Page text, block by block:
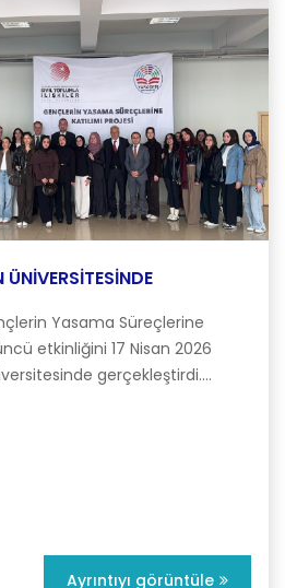
Yasama Süreçlerine
etkinliğini 17 Nisan 2026
gerçekleştirdi....
Ayrıntıyı görüntüle